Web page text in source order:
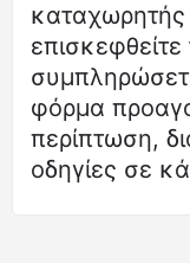
καταχωρητής
φόρμα
περίπτωση,
οδηγίες σε